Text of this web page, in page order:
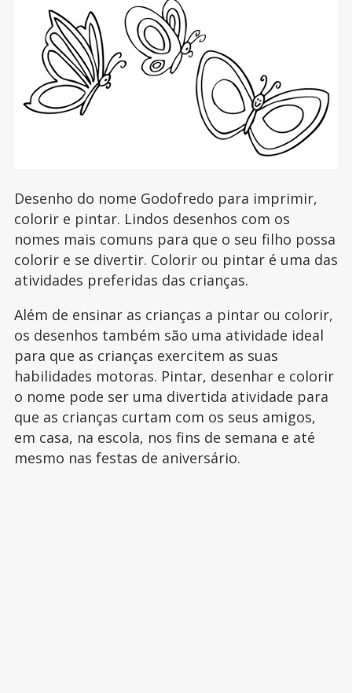
Desenho do nome Godofredo para imprimir,
colorir e pintar. Lindos desenhos com os
nomes mais comuns para que o seu filho possa
colorir e se divertir. Colorir ou pintar é uma das
atividades preferidas das crianças.
Além de ensinar as crianças a pintar ou colorir,
os desenhos também são uma atividade ideal
para que as crianças exercitem as suas
habilidades motoras. Pintar, desenhar e colorir
o nome pode ser uma divertida atividade para
que as crianças curtam com os seus amigos,
em casa, na escola, nos fins de semana e até
mesmo nas festas de aniversário.